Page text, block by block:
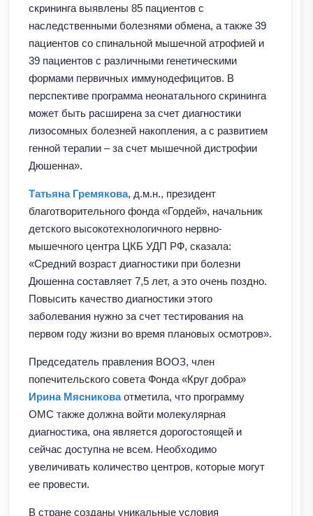
скрининга выявлены 85 пациентов с
наследственными болезнями обмена, а также 39
пациентов со спинальной мышечной атрофией и
39 пациентов с различными генетическими
формами первичных иммунодефицитов. В
перспективе программа неонатального скрининга
может быть расширена за счет диагностики
лизосомных болезней накопления, а с развитием
генной терапии – за счет мышечной дистрофии
Дюшенна».
Татьяна Гремякова, д.м.н., президент
благотворительного фонда «Гордей», начальник
детского высокотехнологичного нервно-
мышечного центра ЦКБ УДП РФ, сказала:
«Средний возраст диагностики при болезни
Дюшенна составляет 7,5 лет, а это очень поздно.
Повысить качество диагностики этого
заболевания нужно за счет тестирования на
первом году жизни во время плановых осмотров».
Председатель правления ВООЗ, член
попечительского совета Фонда «Круг добра»
Ирина Мясниковаотметила, что программу
ОМС также должна войти молекулярная
диагностика, она является дорогостоящей и
сейчас доступна не всем. Необходимо
увеличивать количество центров, которые могут
ее провести.
В стране созданы уникальные условия